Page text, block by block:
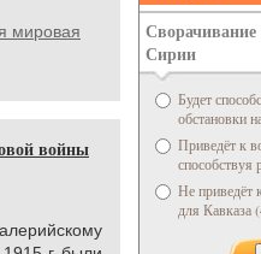
мировая
войны
Сирии
Будет
обстановки
Приведёт к
способствуя
Не приведёт
для Кавказа